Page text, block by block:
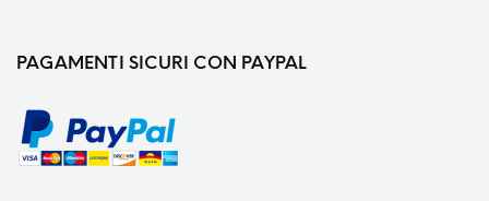
PAGAMENTI SICURI CON PAYPAL